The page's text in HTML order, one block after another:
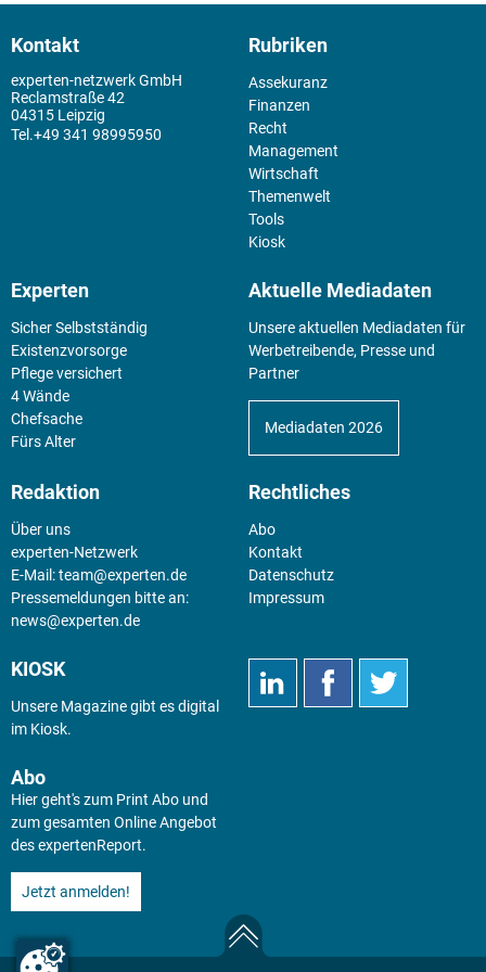
Kontakt
experten-netzwerk GmbH
Reclamstraße 42
04315 Leipzig
+49 341 98995950
Rubriken
Assekuranz
Finanzen
Recht
Management
Wirtschaft
Themenwelt
Tools
Kiosk
Experten
Sicher Selbstständig
Existenz­vorsorge
Pflege versichert
4 Wände
Chefsache
Fürs Alter
Aktuelle Mediadaten
Unsere aktuellen Mediadaten für
Werbetreibende, Presse und
Partner
Mediadaten 2026
Redaktion
Über uns
experten-Netzwerk
E-Mail:team@experten.de
Pressemeldungen bitte an:
news@experten.de
Rechtliches
Abo
Kontakt
Datenschutz
Impressum
KIOSK
Unsere Magazine gibt es digital
im Kiosk.
Abo
Hier geht's zum Print Abo und
zum gesamten Online Angebot
des expertenReport.
Jetzt anmelden!